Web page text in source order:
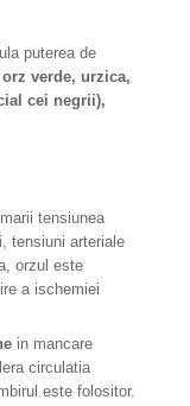
puterea de
verde, urzica,
cei negrii),
tensiunea
tensiuni arteriale
orzul este
a ischemiei
in mancare
circulatia
este folositor.